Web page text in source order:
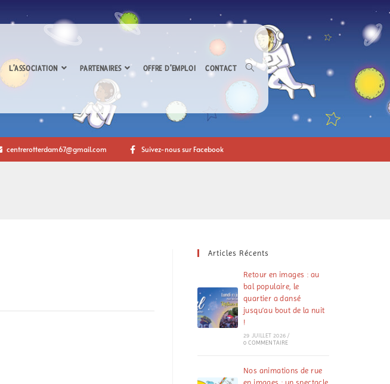
L’ASSOCIATION PARTENAIRES OFFRE D’EMPLOI CONTACT
centrerotterdam67@gmail.com Suivez-nous sur Facebook
Articles Récents
Retour en images : au
bal populaire, le
quartier a dansé
jusqu’au bout de la nuit
!
29 JUILLET 2026 /
0 COMMENTAIRE
Nos animations de rue